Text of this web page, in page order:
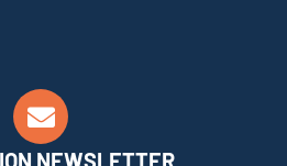
NEWSLETTER